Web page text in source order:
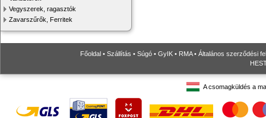
Vegyszerek, ragasztók
Zavarszűrők, Ferritek
Főoldal • Szállítás • Súgó • GyIK • RMA• Általános szerződési
A csomagküldés a